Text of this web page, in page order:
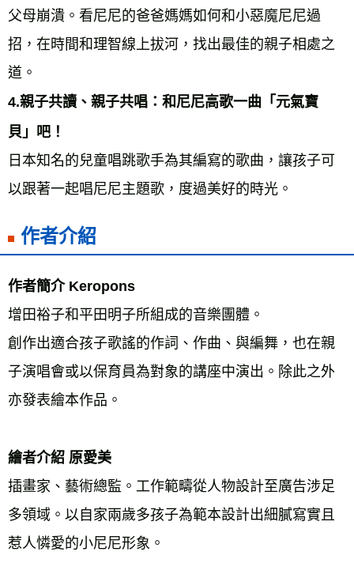
父母崩潰。看尼尼的爸爸媽媽如何和小惡魔尼尼過
招，在時間和理智線上拔河，找出最佳的親子相處之
道。
4.親子共讀、親子共唱：和尼尼高歌一曲「元氣寶
貝」吧！
日本知名的兒童唱跳歌手為其編寫的歌曲，讓孩子可
以跟著一起唱尼尼主題歌，度過美好的時光。
作者介紹
作者簡介 Keropons
增田裕子和平田明子所組成的音樂團體。
創作出適合孩子歌謠的作詞、作曲、與編舞，也在親
子演唱會或以保育員為對象的講座中演出。除此之外
亦發表繪本作品。
繪者介紹 原愛美
插畫家、藝術總監。工作範疇從人物設計至廣告涉足
多領域。以自家兩歲多孩子為範本設計出細膩寫實且
惹人憐愛的小尼尼形象。